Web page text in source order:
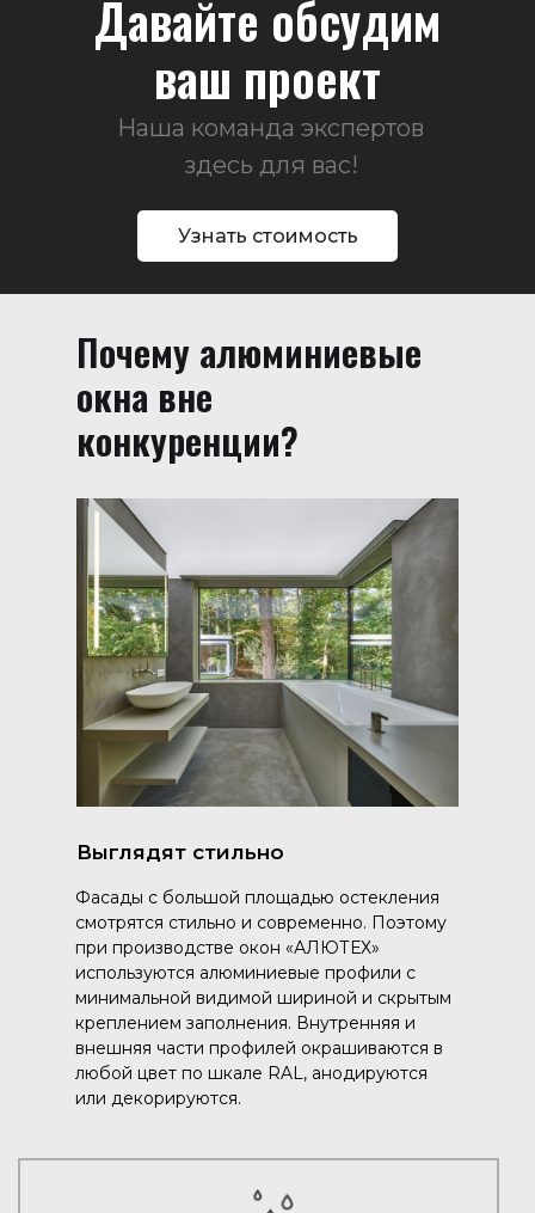
Давайте обсудим
ваш проект
Наша команда экспертов
здесь для вас!
Узнать стоимость
Почему алюминиевые
окна вне
конкуренции?
Выглядят стильно
Фасады с большой площадью остекления
смотрятся стильно и современно. Поэтому
при производстве окон «АЛЮТЕХ»
используются алюминиевые профили с
минимальной видимой шириной и скрытым
креплением заполнения. Внутренняя и
внешняя части профилей окрашиваются в
любой цвет по шкале RAL, анодируются
или декорируются.